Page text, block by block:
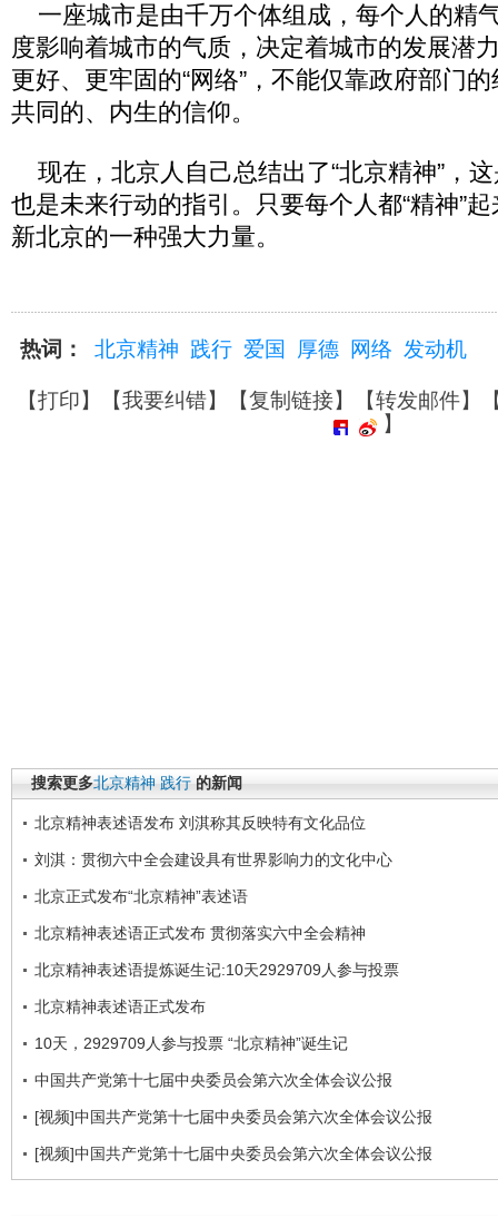
一座城市是由千万个体组成，每个人的精
度影响着城市的气质，决定着城市的发展潜
更好、更牢固的“网络”，不能仅靠政府部门
共同的、内生的信仰。
现在，北京人自己总结出了“北京精神”，
也是未来行动的指引。只要每个人都“精神”
新北京的一种强大力量。
热词： 北京精神 践行 爱国 厚德 网络 发动机
【打印】【我要纠错】【复制链接】【转发邮件】
】
搜索更多北京精神 践行 的新闻
北京精神表述语发布 刘淇称其反映特有文化品位
刘淇：贯彻六中全会建设具有世界影响力的文化中心
北京正式发布“北京精神”表述语
北京精神表述语正式发布 贯彻落实六中全会精神
北京精神表述语提炼诞生记:10天2929709人参与投票
北京精神表述语正式发布
10天，2929709人参与投票 “北京精神”诞生记
中国共产党第十七届中央委员会第六次全体会议公报
[视频]中国共产党第十七届中央委员会第六次全体会议公报
[视频]中国共产党第十七届中央委员会第六次全体会议公报